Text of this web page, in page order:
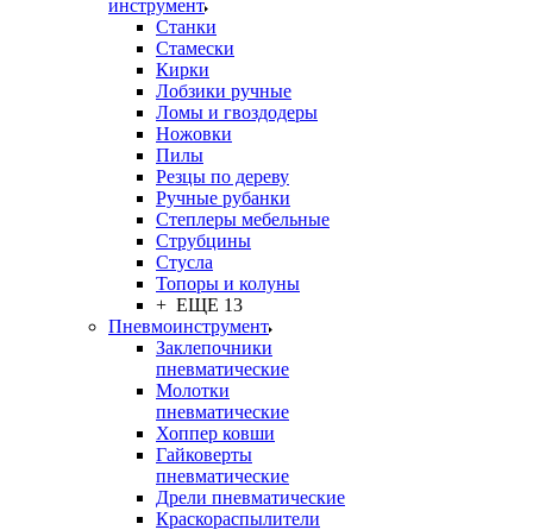
инструмент
Станки
Стамески
Кирки
Лобзики ручные
Ломы и гвоздодеры
Ножовки
Пилы
Резцы по дереву
Ручные рубанки
Степлеры мебельные
Струбцины
Стусла
Топоры и колуны
+ ЕЩЕ 13
Пневмоинструмент
Заклепочники
пневматические
Молотки
пневматические
Хоппер ковши
Гайковерты
пневматические
Дрели пневматические
Краскораспылители